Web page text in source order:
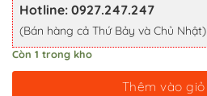
Hotline: 0927.247.247
(Bán hàng cả Thứ Bảy và Chủ Nhật)
Còn 1 trong kho